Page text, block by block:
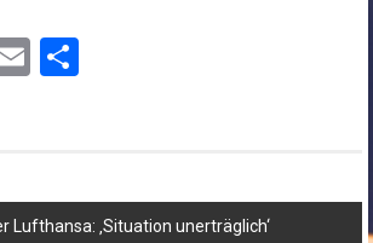
EmailTeilen
Lufthansa: ‚Situation unerträglich‘